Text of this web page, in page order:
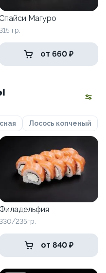
Магуро
315 гр.
от 660 ₽
Лосось копченый
330/235гр.
от 840 ₽